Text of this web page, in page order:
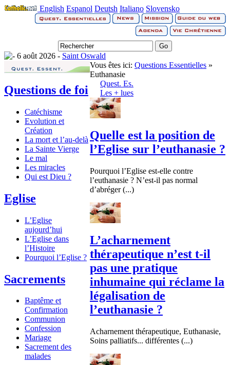
English Espanol Deutsh Italiano Slovensko
6 août 2026 - Saint Oswald
Questions de foi
Catéchisme
Evolution et
Création
La mort et l’au-delà
La Sainte Vierge
Le mal
Les miracles
Qui est Dieu ?
Eglise
L’Eglise
aujourd’hui
L’Eglise dans
l’Histoire
Pourquoi l’Eglise ?
Sacrements
Baptême et
Confirmation
Communion
Confession
Mariage
Sacrement des
malades
Vous êtes ici: Questions Essentielles »
Euthanasie
Quest. Es.
Les + lues
Quelle est la position de
l’Eglise sur l’euthanasie ?
Pourquoi l’Eglise est-elle contre
l’euthanasie ? N’est-il pas normal
d’abréger (...)
L’acharnement
thérapeutique n’est t-il
pas une pratique
inhumaine qui réclame la
légalisation de
l’euthanasie ?
Acharnement thérapeutique, Euthanasie,
Soins palliatifs... différentes (...)